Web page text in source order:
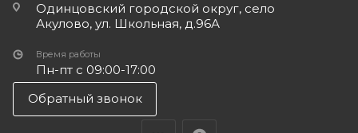
Одинцовский городской округ, село
Акулово, ул. Школьная, д.96А
Время работы
Пн-пт с 09:00-17:00
Обратный звонок